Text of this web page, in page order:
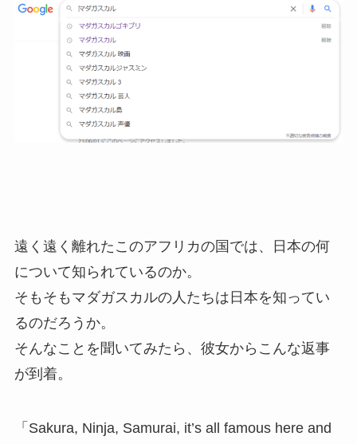
遠く遠く離れたこのアフリカの国では、日本の何
について知られているのか。
そもそもマダガスカルの人たちは日本を知ってい
るのだろうか。
そんなことを聞いてみたら、彼女からこんな返事
が到着。
「Sakura, Ninja, Samurai, it’s all famous here and